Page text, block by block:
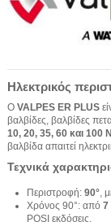
Ηλεκτρικός
Ο VALPES ER PLUS
βαλβίδες, βαλβίδες
10, 20, 35, 60 και 100
βαλβίδα απαιτεί
Τεχνικά
Περιστροφή: 90°,
Χρόνος 90°: από 7
POSI εκδόσεις.